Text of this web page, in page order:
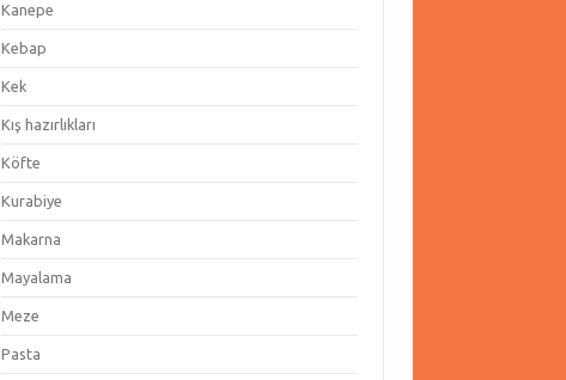
Kanepe
Kebap
Kek
Kış hazırlıkları
Köfte
Kurabiye
Makarna
Mayalama
Meze
Pasta